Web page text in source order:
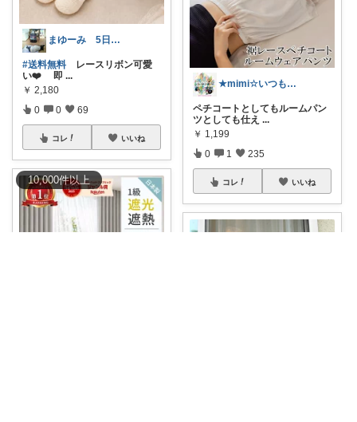
10,000件以上
まゆーみ 5日子供服と📱ケース感謝💖
#送料無料 レースリボン可愛
い❤️ 即 ...
￥ 2,180
0 0 69
コレ いいね
★mimi☆いつもありがとうございます❤
ペチコートとしてもルームパン
ツとしても仕え ...
￥ 1,199
0 1 235
コレ いいね